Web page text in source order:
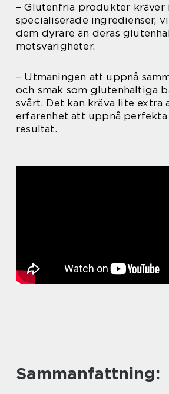
– Glutenfria produkter kräver
specialiserade ingredienser,
dem dyrare än deras
motsvarigheter.
– Utmaningen att uppnå
och smak som glutenhaltiga
svårt. Det kan kräva lite extra
erfarenhet att uppnå
resultat.
Sammanfattning: